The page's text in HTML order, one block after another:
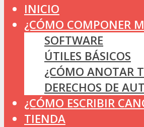
INICIO
¿CÓMO COMPONER
SOFTWARE
ÚTILES BÁSICOS
¿CÓMO ANOTAR
DERECHOS DE
¿CÓMO ESCRIBIR
TIENDA